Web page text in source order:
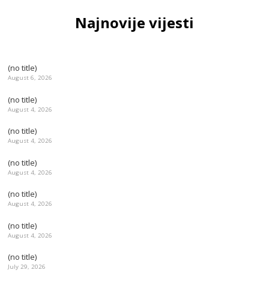
Najnovije vijesti
(no title)
August 6, 2026
(no title)
August 4, 2026
(no title)
August 4, 2026
(no title)
August 4, 2026
(no title)
August 4, 2026
(no title)
August 4, 2026
(no title)
July 29, 2026